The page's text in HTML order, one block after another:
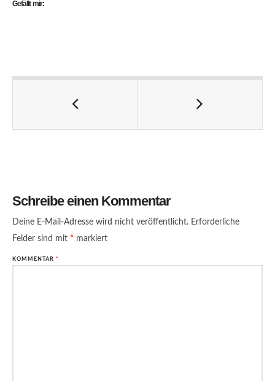
Gefällt mir:
Schreibe einen Kommentar
Deine E-Mail-Adresse wird nicht veröffentlicht. Erforderliche
Felder sind mit * markiert
KOMMENTAR *